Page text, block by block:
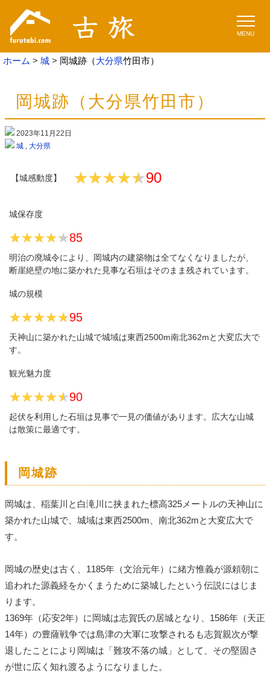
MENU
ホーム 城 岡城跡（大分県竹田市）
岡城跡（大分県竹田市）
2023年11月22日
城 , 大分県
【城感動度】 ★★★★★
★★★★★90
城保存度
★★★★★
★★★★★85
明治の廃城令により、岡城内の建築物は全てなくなりましたが、
断崖絶壁の地に築かれた見事な石垣はそのまま残されています。
城の規模
★★★★★
★★★★★95
天神山に築かれた山城で城域は東西2500m南北362mと大変広大で
す。
観光魅力度
★★★★★
★★★★★90
起伏を利用した石垣は見事で一見の価値があります。広大な山城
は散策に最適です。
岡城跡
岡城は、稲葉川と白滝川に挟まれた標高325メートルの天神山に
築かれた山城で、城域は東西2500m、南北362mと大変広大で
す。
岡城の歴史は古く、1185年（文治元年）に緒方惟義が源頼朝に
追われた源義経をかくまうために築城したという伝説にはじま
ります。
1369年（応安2年）に岡城は志賀氏の居城となり、1586年（天正
14年）の豊薩戦争では島津の大軍に攻撃されるも志賀親次が撃
退したことにより岡城は「難攻不落の城」として、その堅固さ
が世に広く知れ渡るようになりました。